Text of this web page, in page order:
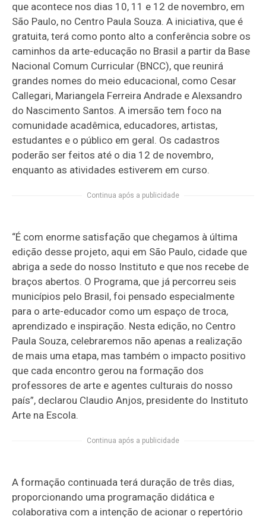
que acontece nos dias 10, 11 e 12 de novembro, em
São Paulo, no Centro Paula Souza. A iniciativa, que é
gratuita, terá como ponto alto a conferência sobre os
caminhos da arte-educação no Brasil a partir da Base
Nacional Comum Curricular (BNCC), que reunirá
grandes nomes do meio educacional, como Cesar
Callegari, Mariangela Ferreira Andrade e Alexsandro
do Nascimento Santos. A imersão tem foco na
comunidade acadêmica, educadores, artistas,
estudantes e o público em geral. Os cadastros
poderão ser feitos até o dia 12 de novembro,
enquanto as atividades estiverem em curso.
Continua após a publicidade
“É com enorme satisfação que chegamos à última
edição desse projeto, aqui em São Paulo, cidade que
abriga a sede do nosso Instituto e que nos recebe de
braços abertos. O Programa, que já percorreu seis
municípios pelo Brasil, foi pensado especialmente
para o arte-educador como um espaço de troca,
aprendizado e inspiração. Nesta edição, no Centro
Paula Souza, celebraremos não apenas a realização
de mais uma etapa, mas também o impacto positivo
que cada encontro gerou na formação dos
professores de arte e agentes culturais do nosso
país”, declarou Claudio Anjos, presidente do Instituto
Arte na Escola.
Continua após a publicidade
A formação continuada terá duração de três dias,
proporcionando uma programação didática e
colaborativa com a intenção de acionar o repertório